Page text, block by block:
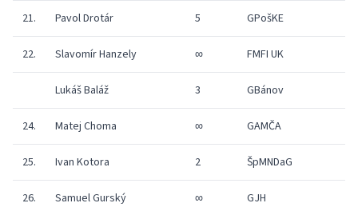
21. Pavol Drotár 5 GPošKE
22. Slavomír Hanzely ∞ FMFI UK
Lukáš Baláž 3 GBánov
24. Matej Choma ∞ GAMČA
25. Ivan Kotora 2 ŠpMNDaG
26. Samuel Gurský ∞ GJH